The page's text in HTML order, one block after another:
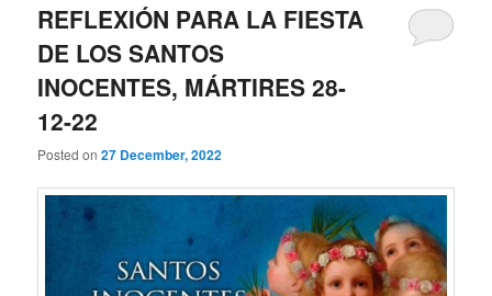
REFLEXIÓN PARA LA FIESTA
DE LOS SANTOS
INOCENTES, MÁRTIRES 28-
12-22
Posted on27 December, 2022